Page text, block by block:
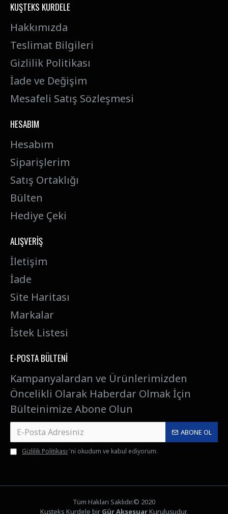
KUŞTEKS KURDELE
Hakkımızda
Teslimat Bilgileri
Gizlilik Politikası
İade ve Değişim
Mesafeli Satış Sözleşmesi
HESABIM
Hesabım
Siparişlerim
Satış Ortaklığı
Bülten
Hediye Çeki
ALIŞVERIŞ
İletişim
İade
Site Haritası
Markalar
İstek Listesi
E-POSTA BÜLTENI
Kampanyalardan ve Ürünlerimizden
Öncelikli Olarak Haberdar Olmak İçin
Bülteinimize Abone Olun
ABONE OL
Gizlilik Politikası 'ni okudum ve kabul ediyorum.
Tüm Hakları Saklıdır.© 2020
Kuşteks Kurdele bir Gür AksesuarKuruluşudur.